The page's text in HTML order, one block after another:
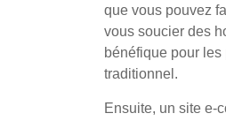
que vous pouvez
vous soucier des
bénéfique pour
traditionnel.
Ensuite, un site e-